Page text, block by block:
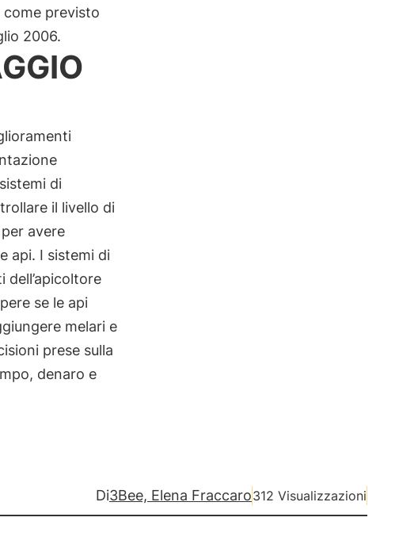
previsto
2006.
di
il livello di
avere
api. I sistemi di
se le api
melari e
prese sulla
denaro e
Di3Bee, Elena Fraccaro312 Visualizzazioni